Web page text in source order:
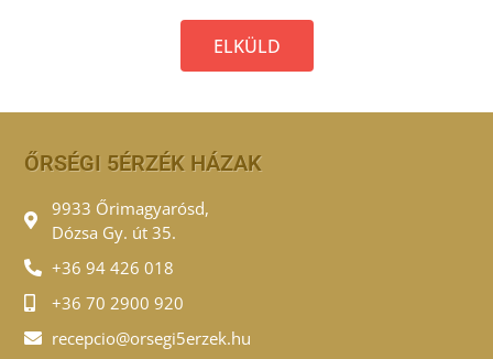
ELKÜLD
ŐRSÉGI 5ÉRZÉK HÁZAK
9933 Őrimagyarósd,
Dózsa Gy. út 35.
+36 94 426 018
+36 70 2900 920
recepcio@orsegi5erzek.hu